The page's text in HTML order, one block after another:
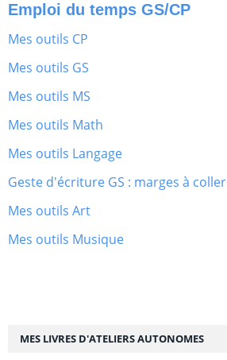
Emploi du temps GS/CP
Mes outils CP
Mes outils GS
Mes outils MS
Mes outils Math
Mes outils Langage
Geste d'écriture GS : marges à coller
Mes outils Art
Mes outils Musique
MES LIVRES D'ATELIERS AUTONOMES